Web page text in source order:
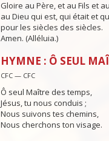
Gloire au Père, et au Fils et
au Dieu qui est, qui était et
pour les siècles des siècles.
Amen. (Alléluia.)
HYMNE : Ô SEUL
CFC — CFC
Ô seul Maître des temps,
Jésus, tu nous conduis ;
Nous suivons tes chemins,
Nous cherchons ton visage.